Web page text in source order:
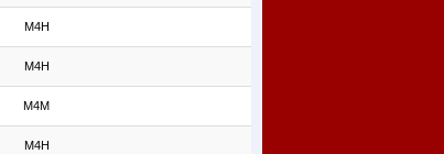
M4H
M4H
M4M
M4H